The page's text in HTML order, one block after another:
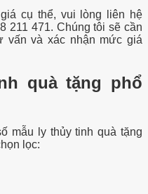
cụ thể, vui lòng liên hệ
211 471. Chúng tôi sẽ cần
vấn và xác nhận mức giá
quà tặng phổ
mẫu ly thủy tinh quà tặng
lọc: